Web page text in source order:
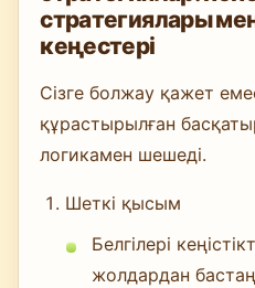
стратегиялары
кеңестері
Сізге болжау қажет
құрастырылған
логикамен шешеді.
Шеткі қысым
Белгілері
жолдардан